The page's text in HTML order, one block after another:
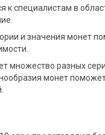
специалистам в
и значения монет
множество разных
монет